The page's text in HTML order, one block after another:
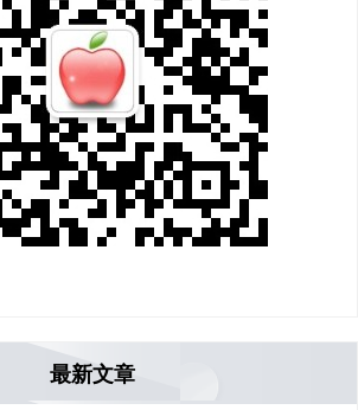
最新文章